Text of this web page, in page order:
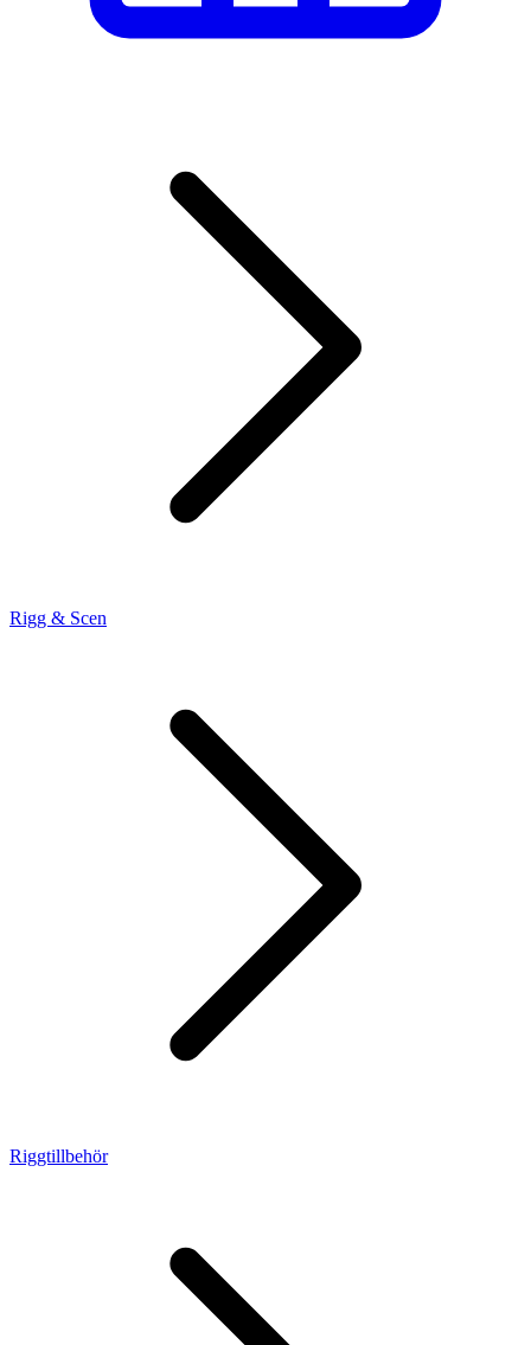
Rigg & Scen
Riggtillbehör